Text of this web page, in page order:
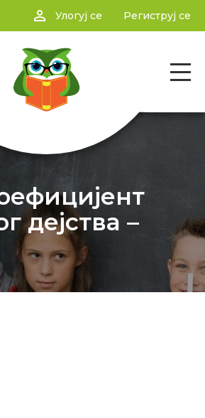
person_outline Улогуј се Региструј се
дејства –